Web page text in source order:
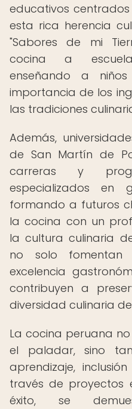
educativos
esta rica herencia
"Sabores de mi
cocina a
enseñando a
importancia de los
las tradiciones
Además,
de San Martín de
carreras y
especializados en
formando a futuros
la cocina con un
la cultura culinaria
no solo
excelencia
contribuyen a
diversidad culinaria de
La cocina peruana
el paladar, sino
aprendizaje,
través de proyectos
éxito, se